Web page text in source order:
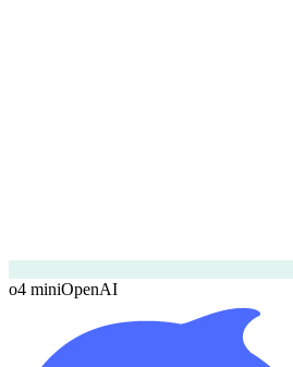
o4 miniOpenAI